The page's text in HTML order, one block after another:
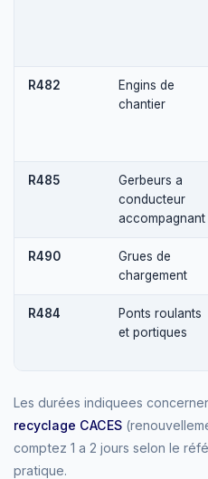
R482
Engins de
chantier
R485
Gerbeurs a
conducteur
accompagnant
R490
Grues de
chargement
R484
Ponts roulants
et portiques
Les durées indiquees
recyclage CACES
comptez 1 a 2 jours selon le
pratique.